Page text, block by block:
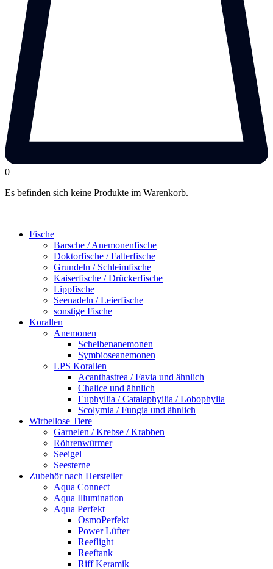
0
Es befinden sich keine Produkte im Warenkorb.
Fische
Barsche / Anemonenfische
Doktorfische / Falterfische
Grundeln / Schleimfische
Kaiserfische / Drückerfische
Lippfische
Seenadeln / Leierfische
sonstige Fische
Korallen
Anemonen
Scheibenanemonen
Symbioseanemonen
LPS Korallen
Acanthastrea / Favia und ähnlich
Chalice und ähnlich
Euphyllia / Catalaphyilia / Lobophylia
Scolymia / Fungia und ähnlich
Wirbellose Tiere
Garnelen / Krebse / Krabben
Röhrenwürmer
Seeigel
Seesterne
Zubehör nach Hersteller
Aqua Connect
Aqua Illumination
Aqua Perfekt
OsmoPerfekt
Power Lüfter
Reeflight
Reeftank
Riff Keramik